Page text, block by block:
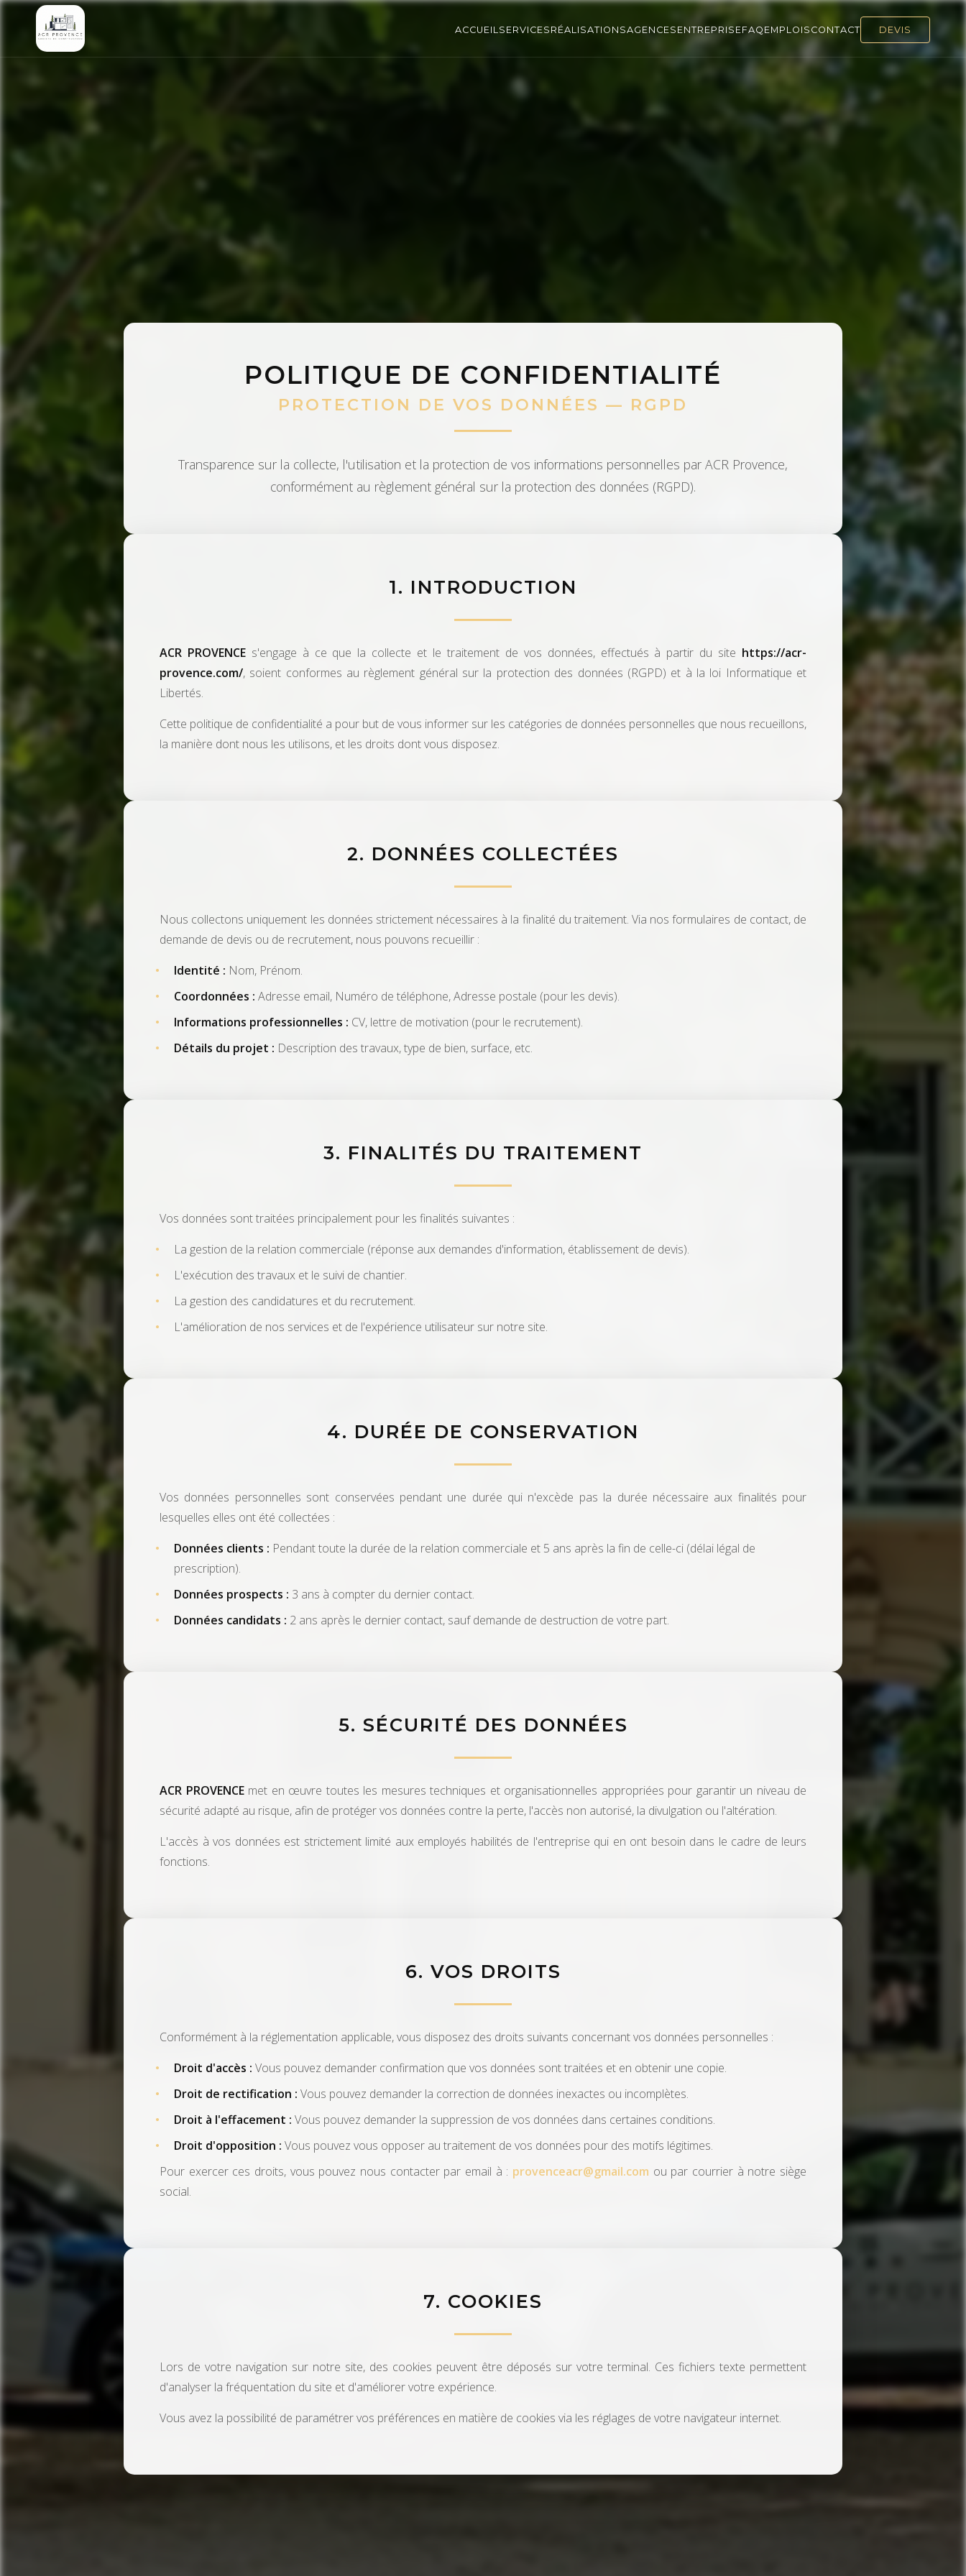
ACCUEIL SERVICES RÉALISATIONSAGENCES ENTREPRISEFAQ EMPLOIS CONTACT DEVIS
POLITIQUE DE CONFIDENTIALITÉ
PROTECTION DE VOS DONNÉES — RGPD
Transparence sur la collecte, l'utilisation et la protection de vos informations personnelles par ACR Provence,
conformément au règlement général sur la protection des données (RGPD).
1. INTRODUCTION
ACR PROVENCEs'engage à ce que la collecte et le traitement de vos données, effectués à partir du site https://acr-
provence.com/, soient conformes au règlement général sur la protection des données (RGPD) et à la loi Informatique et
Libertés.
Cette politique de confidentialité a pour but de vous informer sur les catégories de données personnelles que nous recueillons,
la manière dont nous les utilisons, et les droits dont vous disposez.
2. DONNÉES COLLECTÉES
Nous collectons uniquement les données strictement nécessaires à la finalité du traitement. Via nos formulaires de contact, de
demande de devis ou de recrutement, nous pouvons recueillir :
Identité : Nom, Prénom.
Coordonnées : Adresse email, Numéro de téléphone, Adresse postale (pour les devis).
Informations professionnelles : CV, lettre de motivation (pour le recrutement).
Détails du projet : Description des travaux, type de bien, surface, etc.
3. FINALITÉS DU TRAITEMENT
Vos données sont traitées principalement pour les finalités suivantes :
La gestion de la relation commerciale (réponse aux demandes d'information, établissement de devis).
L'exécution des travaux et le suivi de chantier.
La gestion des candidatures et du recrutement.
L'amélioration de nos services et de l'expérience utilisateur sur notre site.
4. DURÉE DE CONSERVATION
Vos données personnelles sont conservées pendant une durée qui n'excède pas la durée nécessaire aux finalités pour
lesquelles elles ont été collectées :
Données clients : Pendant toute la durée de la relation commerciale et 5 ans après la fin de celle-ci (délai légal de
prescription).
Données prospects : 3 ans à compter du dernier contact.
Données candidats : 2 ans après le dernier contact, sauf demande de destruction de votre part.
5. SÉCURITÉ DES DONNÉES
ACR PROVENCEmet en œuvre toutes les mesures techniques et organisationnelles appropriées pour garantir un niveau de
sécurité adapté au risque, afin de protéger vos données contre la perte, l'accès non autorisé, la divulgation ou l'altération.
L'accès à vos données est strictement limité aux employés habilités de l'entreprise qui en ont besoin dans le cadre de leurs
fonctions.
6. VOS DROITS
Conformément à la réglementation applicable, vous disposez des droits suivants concernant vos données personnelles :
Droit d'accès : Vous pouvez demander confirmation que vos données sont traitées et en obtenir une copie.
Droit de rectification : Vous pouvez demander la correction de données inexactes ou incomplètes.
Droit à l'effacement : Vous pouvez demander la suppression de vos données dans certaines conditions.
Droit d'opposition : Vous pouvez vous opposer au traitement de vos données pour des motifs légitimes.
Pour exercer ces droits, vous pouvez nous contacter par email à : provenceacr@gmail.com ou par courrier à notre siège
social.
7. COOKIES
Lors de votre navigation sur notre site, des cookies peuvent être déposés sur votre terminal. Ces fichiers texte permettent
d'analyser la fréquentation du site et d'améliorer votre expérience.
Vous avez la possibilité de paramétrer vos préférences en matière de cookies via les réglages de votre navigateur internet.